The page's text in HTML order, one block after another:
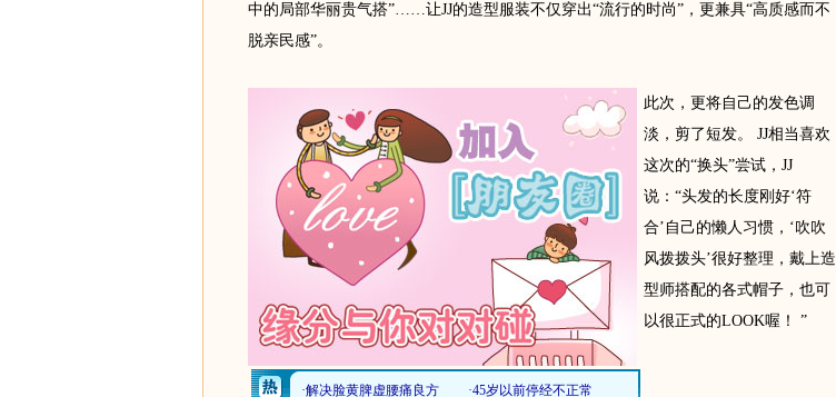
中的局部华丽贵气搭”……让JJ的造型服装不仅穿出“流行的时尚”，更兼具“高质感而不
脱亲民感”。
此次，更将自己的发色调
淡，剪了短发。 JJ相当喜欢
这次的“换头”尝试，JJ
说：“头发的长度刚好‘符
合’自己的懒人习惯，‘吹吹
风拨拨头’很好整理，戴上造
型师搭配的各式帽子，也可
以很正式的LOOK喔！ ”